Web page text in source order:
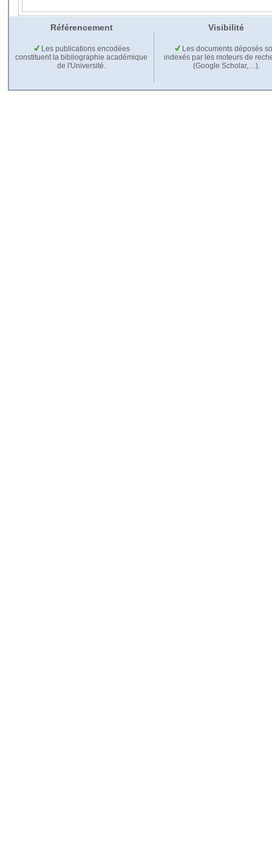
Référencement Visibilité
Les publications encodées
constituent la bibliographie académique
de l'Université.
Les documents déposés
indexés par les moteurs de
(Google Scholar,…).